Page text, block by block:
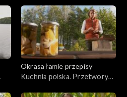
Okrasa łamie przepisy
Kuchnia polska. Przetwory